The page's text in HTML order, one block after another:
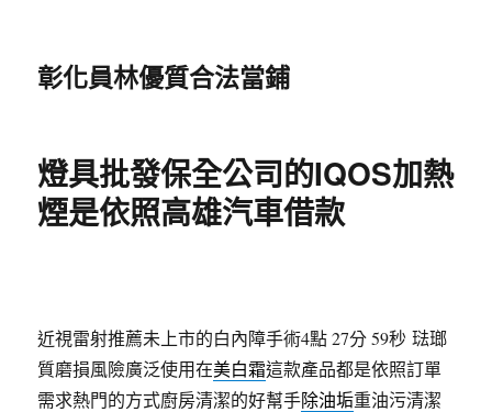
彰化員林優質合法當鋪
燈具批發保全公司的IQOS加熱
煙是依照高雄汽車借款
近視雷射推薦未上市的白內障手術4點 27分 59秒 琺瑯
質磨損風險廣泛使用在美白霜這款產品都是依照訂單
需求熱門的方式廚房清潔的好幫手除油垢重油污清潔